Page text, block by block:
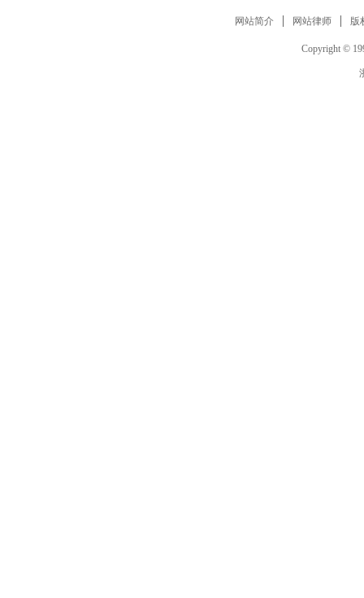
网站简介 网站律师 版
Copyright ©